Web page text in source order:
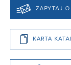
ZAPYTAJ O
KARTA